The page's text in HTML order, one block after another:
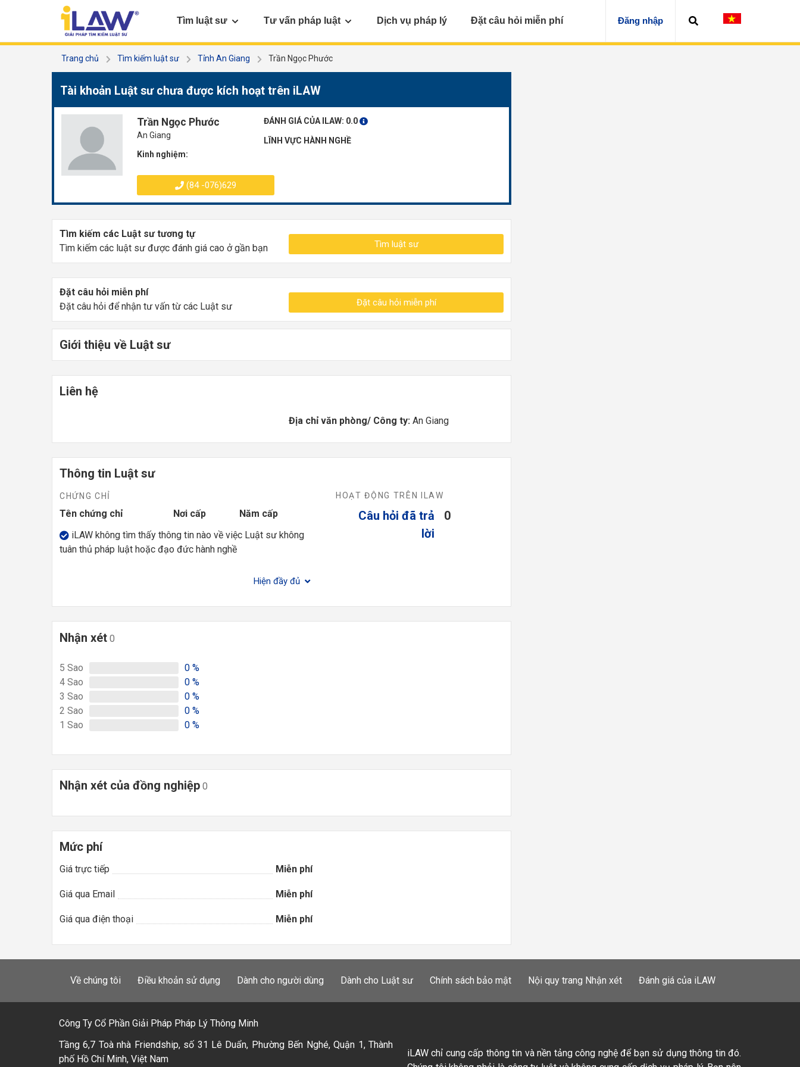
Tìm luật sư Tư vấn pháp luật Dịch vụ pháp lý Đặt câu hỏi miễn phí Đăng nhập
Trang chủ Tìm kiếm luật sư Tỉnh An Giang Trần Ngọc Phước
Tài khoản Luật sư chưa được kích hoạt trên iLAW
Trần Ngọc Phước
An Giang
Kinh nghiệm:
ĐÁNH GIÁ CỦA ILAW: 0.0
LĨNH VỰC HÀNH NGHỀ
(84 -076)629
Tìm kiếm các Luật sư tương tự
Tìm kiếm các luật sư được đánh giá cao ở gần bạn
Tìm luật sư
Đặt câu hỏi miễn phí
Đặt câu hỏi để nhận tư vấn từ các Luật sư
Đặt câu hỏi miễn phí
Giới thiệu về Luật sư
Liên hệ
Địa chỉ văn phòng/ Công ty: An Giang
Thông tin Luật sư
CHỨNG CHỈ
Tên chứng chỉ Nơi cấp
Năm cấp
iLAW không tìm thấy thông tin nào về việc Luật sư không
tuân thủ pháp luật hoặc đạo đức hành nghề
HOẠT ĐỘNG TRÊN ILAW
Câu hỏi đã trả
lời
0
Hiện đầy đủ
Nhận xét 0
5 Sao 0 %
4 Sao 0 %
3 Sao 0 %
2 Sao 0 %
1 Sao 0 %
Nhận xét của đồng nghiệp 0
Mức phí
Giá trực tiếp Miễn phí
Giá qua Email Miễn phí
Giá qua điện thoại Miễn phí
Về chúng tôi Điều khoản sử dụng Dành cho người dùng Dành cho Luật sư Chính sách bảo mật Nội quy trang Nhận xét Đánh giá của iLAW
Công Ty Cổ Phần Giải Pháp Pháp Lý Thông Minh
Tầng 6,7 Toà nhà Friendship, số 31 Lê Duẩn, Phường Bến Nghé, Quận 1, Thành
phố Hồ Chí Minh, Việt Nam
iLAW chỉ cung cấp thông tin và nền tảng công nghệ để bạn sử dụng thông tin đó.